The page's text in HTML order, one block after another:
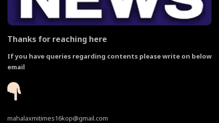
Thanks for reaching here
If you have queries regarding contents please write on below
email
mahalaxmitimes16kop@gmail.com